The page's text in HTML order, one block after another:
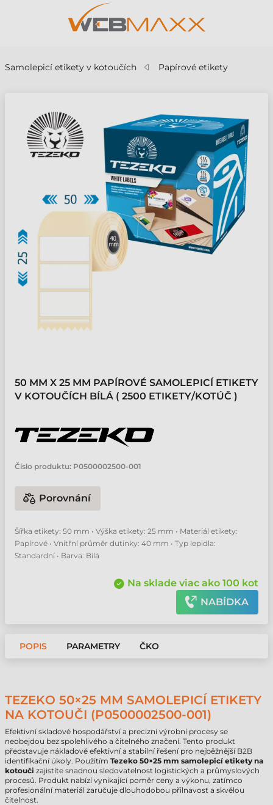
Samolepicí etikety v kotoučích Papírové etikety
50 MM X 25 MM PAPÍROVÉ SAMOLEPICÍ ETIKETY
V KOTOUČÍCH BÍLÁ ( 2500 ETIKETY/KOTÚČ )
Číslo produktu: P0500002500-001
Porovnání
Šířka etikety: 50 mm • Výška etikety: 25 mm • Materiál etikety:
Papírové • Vnitřní průměr dutinky: 40 mm • Typ lepidla:
Standardní • Barva: Bílá
Na sklade viac ako 100 kot
NABÍDKA
POPIS PARAMETRY ČKO
TEZEKO 50×25 MM SAMOLEPICÍ ETIKETY
NA KOTOUČI (P0500002500-001)
Efektivní skladové hospodářství a precizní výrobní procesy se
neobejdou bez spolehlivého a čitelného značení. Tento produkt
představuje nákladově efektivní a stabilní řešení pro nejběžnější B2B
identifikační úkoly. Použitím Tezeko 50×25 mm samolepicí etikety na
kotouči zajistíte snadnou sledovatelnost logistických a průmyslových
procesů. Produkt nabízí vynikající poměr ceny a výkonu, zatímco
profesionální materiál zaručuje dlouhodobou přilnavost a skvělou
čitelnost.